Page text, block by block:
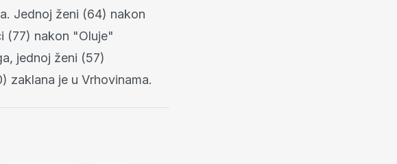
Jednoj ženi (64) nakon
(77) nakon "Oluje"
jednoj ženi (57)
zaklana je u Vrhovinama.